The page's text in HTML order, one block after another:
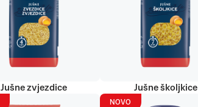
Jušne zvjezdice Jušne školjkice
NOVO